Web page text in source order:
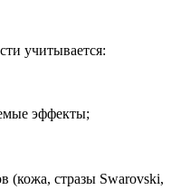
учитывается:
эффекты;
(кожа, стразы Swarovski,